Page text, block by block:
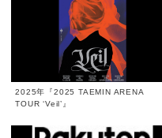
2025年『2025 TAEMIN ARENA
TOUR ‘Veil’』